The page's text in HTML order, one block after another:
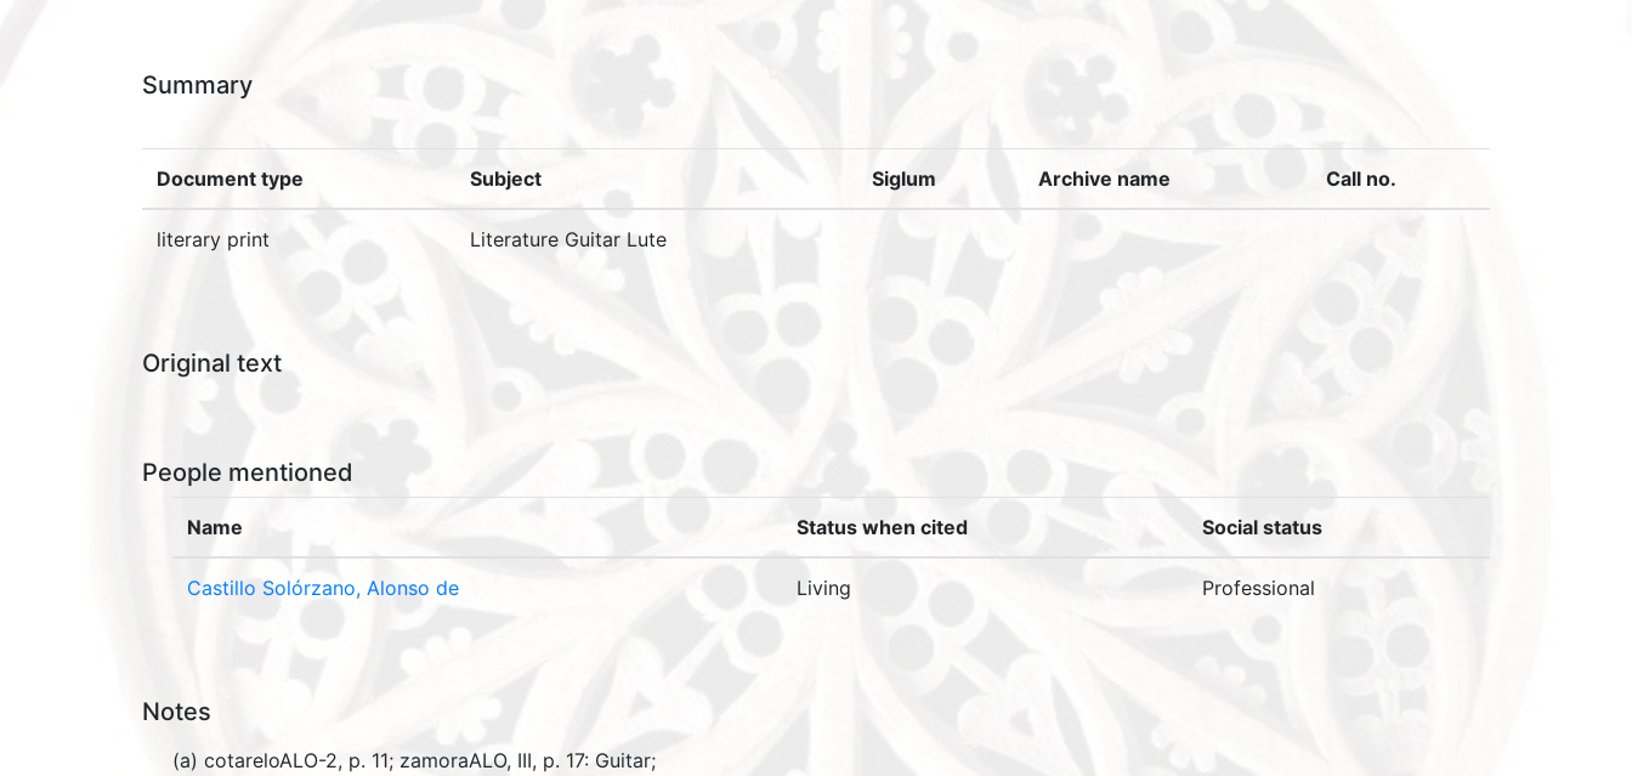
Summary
Document type Subject Siglum Archive name Call no.
literary print Literature Guitar Lute
Original text
People mentioned
Name Status when cited Social status
Castillo Solórzano, Alonso de Living Professional
Notes
(a) cotareloALO-2, p. 11; zamoraALO, III, p. 17: Guitar;